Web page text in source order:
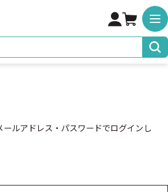
ールアドレス・パスワードでログインし